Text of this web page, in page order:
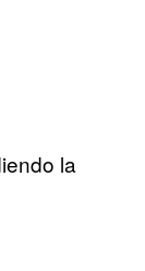
la